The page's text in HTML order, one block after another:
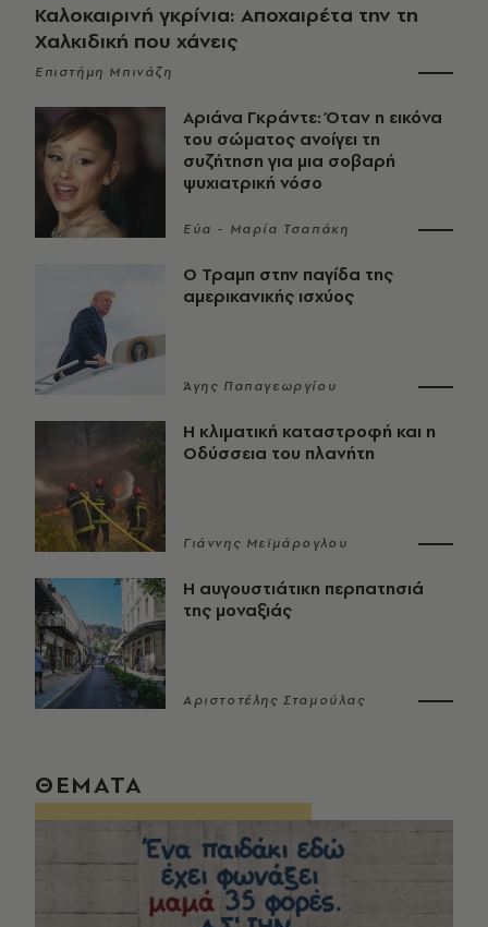
Καλοκαιρινή γκρίνια: Αποχαιρέτα την τη
Χαλκιδική που χάνεις
Επιστήμη Μπινάζη
Αριάνα Γκράντε: Όταν η εικόνα
του σώματος ανοίγει τη
συζήτηση για μια σοβαρή
ψυχιατρική νόσο
Εύα - Μαρία Τσαπάκη
Ο Τραμπ στην παγίδα της
αμερικανικής ισχύος
Άγης Παπαγεωργίου
Η κλιματική καταστροφή και η
Οδύσσεια του πλανήτη
Γιάννης Μεϊμάρογλου
Η αυγουστιάτικη περπατησιά
της μοναξιάς
Αριστοτέλης Σταμούλας
ΘΕΜΑΤΑ